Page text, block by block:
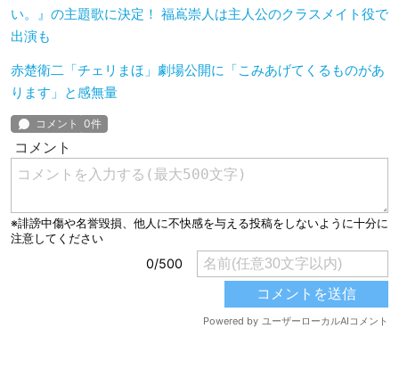
い。』の主題歌に決定！ 福嶌崇人は主人公のクラスメイト役で
出演も
赤楚衛二「チェリまほ」劇場公開に「こみあげてくるものがあ
ります」と感無量